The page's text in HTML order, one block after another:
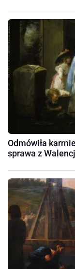
Odmówiła
sprawa z